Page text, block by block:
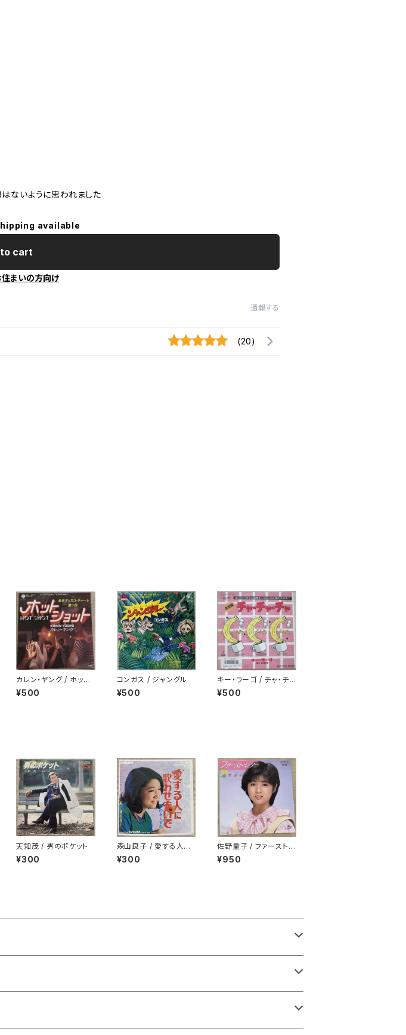
ないように思われました
available
cart
まいの方向け
通報する
(20)
カレン・ヤング / ホット・
ショット
¥500
コンガス / ジャングル
¥500
キー・ラーゴ / チャ・チ
ャ・チャ
¥500
天知茂 / 男のポケット
¥300
森山良子 / 愛する人に
歌わせないで
¥300
佐野量子 / ファースト・
レター
¥950